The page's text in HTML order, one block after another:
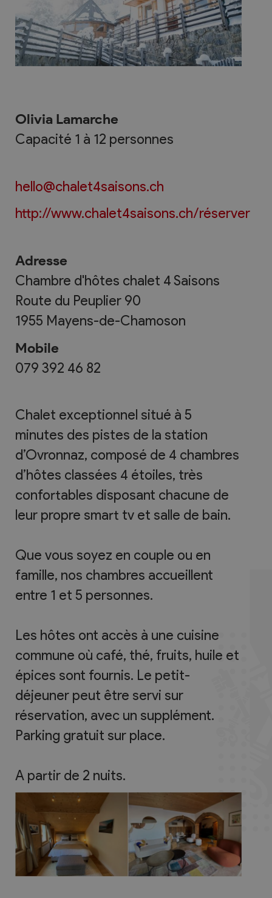
Olivia Lamarche
Capacité 1 à 12 personnes
hello@chalet4saisons.ch
http://www.chalet4saisons.ch/réserver
Adresse
Chambre d'hôtes chalet 4 Saisons
Route du Peuplier 90
1955 Mayens-de-Chamoson
Mobile
079 392 46 82
Chalet exceptionnel situé à 5
minutes des pistes de la station
d’Ovronnaz, composé de 4 chambres
d’hôtes classées 4 étoiles, très
confortables disposant chacune de
leur propre smart tv et salle de bain.
Que vous soyez en couple ou en
famille, nos chambres accueillent
entre 1 et 5 personnes.
Les hôtes ont accès à une cuisine
commune où café, thé, fruits, huile et
épices sont fournis. Le petit-
déjeuner peut être servi sur
réservation, avec un supplément.
Parking gratuit sur place.
A partir de 2 nuits.